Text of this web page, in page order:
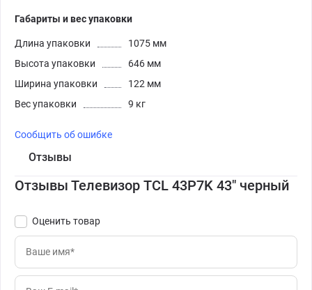
Габариты и вес упаковки
Длина упаковки
1075 мм
Высота упаковки
646 мм
Ширина упаковки
122 мм
Вес упаковки
9 кг
Сообщить об ошибке
Отзывы
Отзывы Телевизор TCL 43P7K 43" черный
Оценить товар